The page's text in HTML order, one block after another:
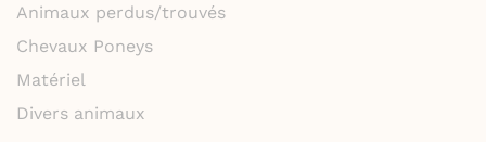
Animaux perdus/trouvés
Chevaux Poneys
Matériel
Divers animaux